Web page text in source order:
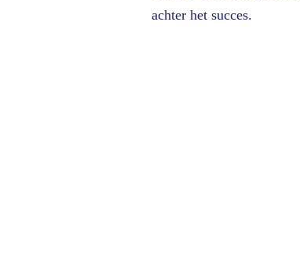
achter het succes.